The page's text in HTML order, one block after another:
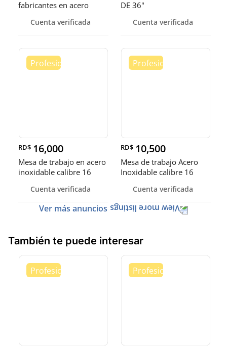
fabricantes en acero
Cuenta verificada
DE 36"
Cuenta verificada
RD$ 16,000
Mesa de trabajo en acero
inoxidable calibre 16
Cuenta verificada
RD$ 10,500
Mesa de trabajo Acero
Inoxidable calibre 16
Cuenta verificada
Ver más anuncios
También te puede interesar